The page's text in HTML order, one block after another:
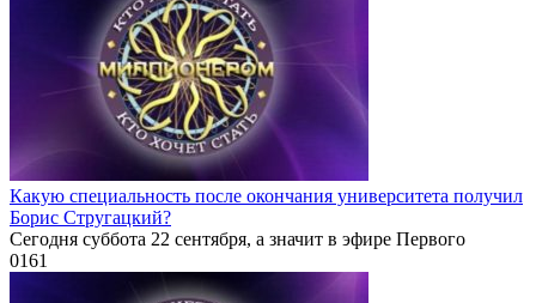
Какую специальность после окончания университета получил
Борис Стругацкий?
Сегодня суббота 22 сентября, а значит в эфире Первого
0161